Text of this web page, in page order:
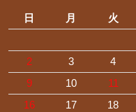
日 月 火
2
3 4
9
10 11
16
17 18